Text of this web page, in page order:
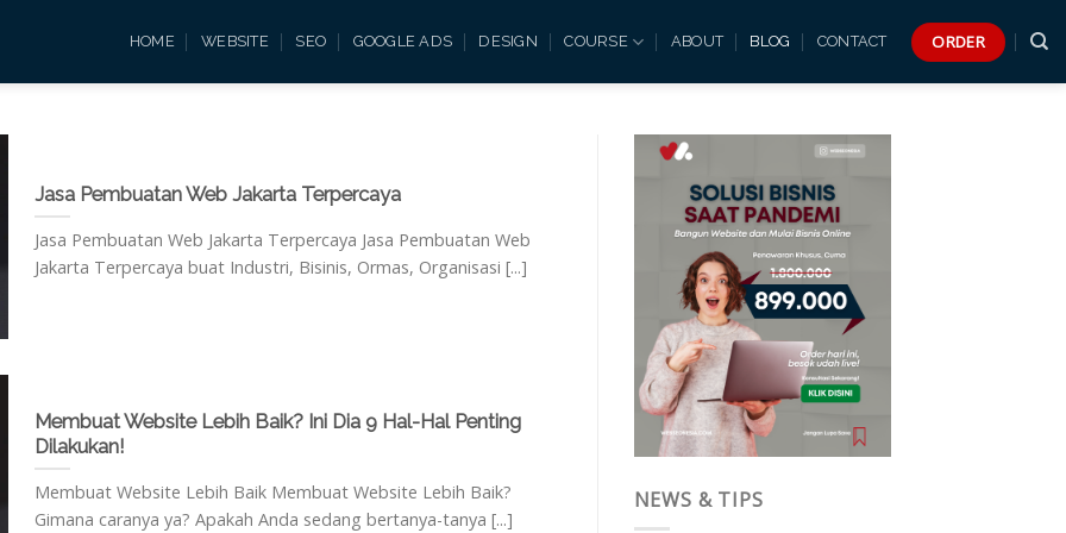
HOME WEBSITE SEO GOOGLE ADS DESIGN COURSE ABOUT BLOG CONTACT ORDER
Jasa Pembuatan Web Jakarta Terpercaya
Jasa Pembuatan Web Jakarta Terpercaya Jasa Pembuatan Web
Jakarta Terpercaya buat Industri, Bisinis, Ormas, Organisasi [...]
Membuat Website Lebih Baik? Ini Dia 9 Hal-Hal Penting
Dilakukan!
Membuat Website Lebih Baik Membuat Website Lebih Baik?
Gimana caranya ya? Apakah Anda sedang bertanya-tanya [...]
NEWS & TIPS